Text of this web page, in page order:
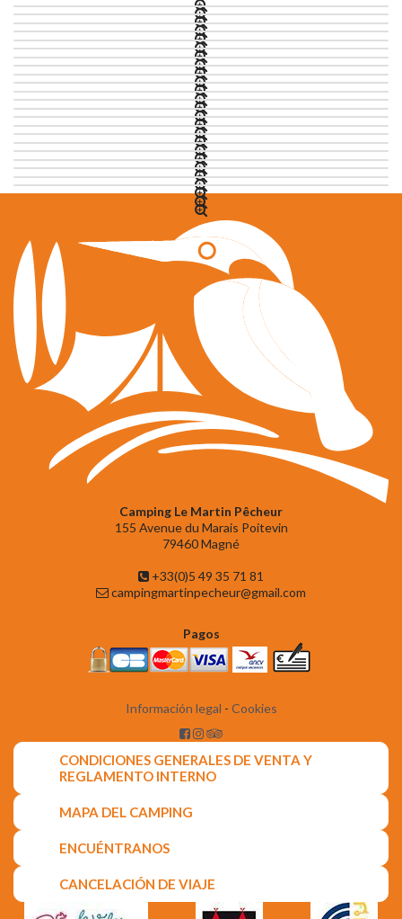
Camping Le Martin Pêcheur
155 Avenue du Marais Poitevin
79460 Magné
+33(0)5 49 35 71 81
campingmartinpecheur@gmail.com
Pagos
Información legal - Cookies
CONDICIONES GENERALES DE VENTA Y
REGLAMENTO INTERNO
MAPA DEL CAMPING
ENCUÉNTRANOS
CANCELACIÓN DE VIAJE